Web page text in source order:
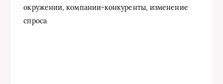
окружении, компании-конкуренты, изменение
спроса